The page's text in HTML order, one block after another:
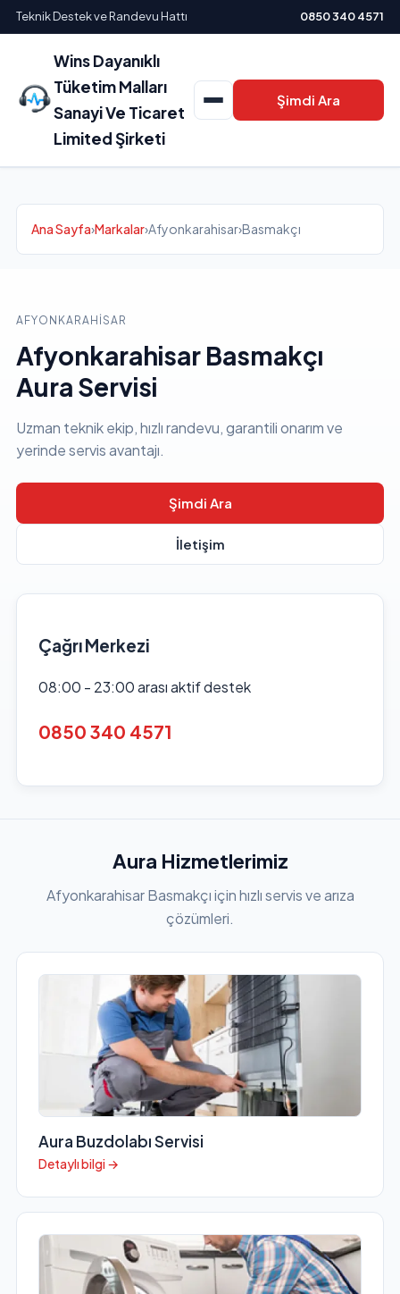
Teknik Destek ve Randevu Hattı 0850 340 4571
Wins Dayanıklı
Tüketim Malları
Sanayi Ve Ticaret
Limited Şirketi
Şimdi Ara
Ana Sayfa›Markalar›Afyonkarahisar›Basmakçı
AFYONKARAHISAR
Afyonkarahisar Basmakçı
Aura Servisi
Uzman teknik ekip, hızlı randevu, garantili onarım ve
yerinde servis avantajı.
Şimdi Ara
İletişim
Çağrı Merkezi
08:00 - 23:00 arası aktif destek
0850 340 4571
Aura Hizmetlerimiz
Afyonkarahisar Basmakçı için hızlı servis ve arıza
çözümleri.
Aura Buzdolabı Servisi
Detaylı bilgi →